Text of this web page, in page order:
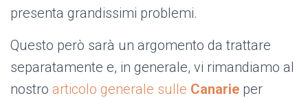
presenta grandissimi problemi.
Questo però sarà un argomento da trattare
separatamente e, in generale, vi rimandiamo al
nostro articolo generale sulle Canarie per